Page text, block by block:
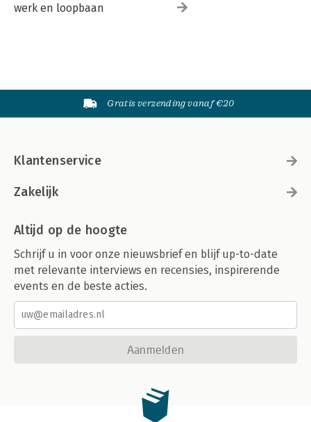
werk en loopbaan
Gratis verzending vanaf €20
Klantenservice
Zakelijk
Altijd op de hoogte
Schrijf u in voor onze nieuwsbrief en blijf up-to-date
met relevante interviews en recensies, inspirerende
events en de beste acties.
Aanmelden